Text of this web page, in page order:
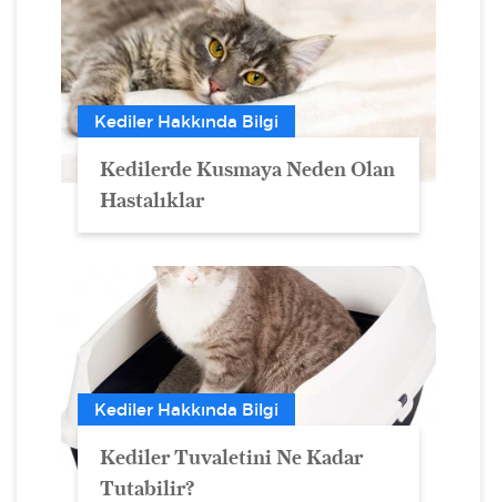
Kediler Hakkında Bilgi
Kedilerde Kusmaya Neden Olan
Hastalıklar
Kediler Hakkında Bilgi
Kediler Tuvaletini Ne Kadar
Tutabilir?